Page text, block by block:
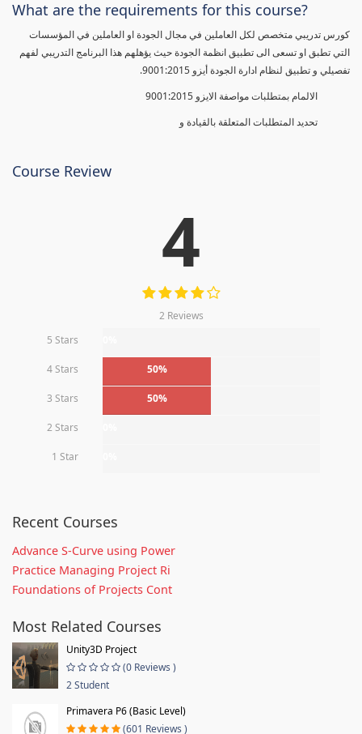
What are the requirements for this course?
كورس تدريبي متخصص لكل العاملين في مجال الجودة او العاملين في المؤسسات
التي تطبق او تسعى الى تطبيق انظمة الجودة حيث يؤهلهم هذا البرنامج التدريبي لفهم
تفصيلي و تطبيق لنظام ادارة الجودة أيزو 9001:2015.
الالمام بمتطلبات مواصفة الايزو 9001:2015
تحديد المتطلبات المتعلقة بالقيادة و
Course Review
4
2 Reviews
5 Stars
4 Stars 50%
3 Stars 50%
2 Stars
1 Star
Recent Courses
Advance S-Curve using Power
Practice Managing Project Ri
Foundations of Projects Cont
Most Related Courses
Unity3D Project
(0 Reviews )
2 Student
Primavera P6 (Basic Level)
(601 Reviews )